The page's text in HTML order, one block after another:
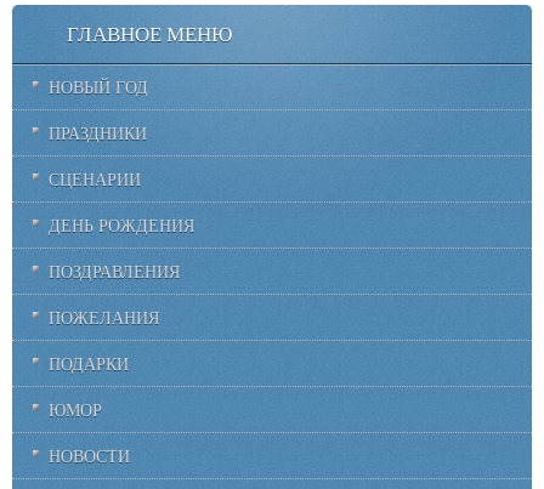
ГЛАВНОЕ МЕНЮ
НОВЫЙ ГОД
ПРАЗДНИКИ
СЦЕНАРИИ
ДЕНЬ РОЖДЕНИЯ
ПОЗДРАВЛЕНИЯ
ПОЖЕЛАНИЯ
ПОДАРКИ
ЮМОР
НОВОСТИ